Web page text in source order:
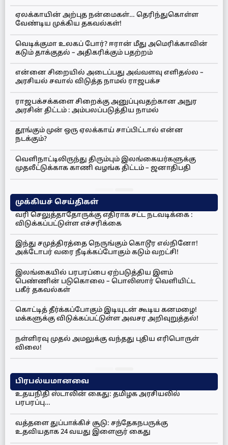
ஏலக்காயின் அற்புத நன்மைகள்… தெரிந்துகொள்ள
வேண்டிய முக்கிய தகவல்கள்!
வெடிக்குமா உலகப் போர்? ஈரான் மீது அமெரிக்காவின்
கடும் தாக்குதல் – அதிகரிக்கும் பதற்றம்
என்னை சிறையில் அடைப்பது அவ்வளவு எளிதல்ல –
அரசியல் சவால் விடுத்த நாமல் ராஜபக்ச
ராஜபக்சக்களை சிறைக்கு அனுப்புவதற்கான அநுர
அரசின் திட்டம் : அம்பலப்படுத்திய நாமல்
தூங்கும் முன் ஒரு ஏலக்காய் சாப்பிட்டால் என்ன
நடக்கும்?
வெளிநாட்டிலிருந்து திரும்பும் இலங்கையர்களுக்கு
முதலீட்டுக்காக காணி வழங்க திட்டம் – ஜனாதிபதி
முக்கியச் செய்திகள்
வரி செலுத்தாதோருக்கு எதிராக சட்ட நடவடிக்கை :
விடுக்கப்பட்டுள்ள எச்சரிக்கை
இந்து சமுத்திரத்தை நெருங்கும் கொடூர எல்நினோ!
அக்டோபர் வரை நீடிக்கப்போகும் கடும் வறட்சி!
இலங்கையில் பரபரப்பை ஏற்படுத்திய இளம்
பெண்ணின் படுகொலை – பொலிஸார் வெளியிட்ட
பகீர் தகவல்கள்
கொட்டித் தீர்க்கப்போகும் இடியுடன் கூடிய கனமழை!
மக்களுக்கு விடுக்கப்பட்டுள்ள அவசர அறிவுறுத்தல்!
நள்ளிரவு முதல் அமலுக்கு வந்தது புதிய எரிபொருள்
விலை!
பிரபல்யமானவை
உதயநிதி ஸ்டாலின் கைது: தமிழக அரசியலில்
பரபரப்பு…
வத்தளை துப்பாக்கிச் சூடு: சந்தேகநபருக்கு
உதவியதாக 24 வயது இளைஞர் கைது